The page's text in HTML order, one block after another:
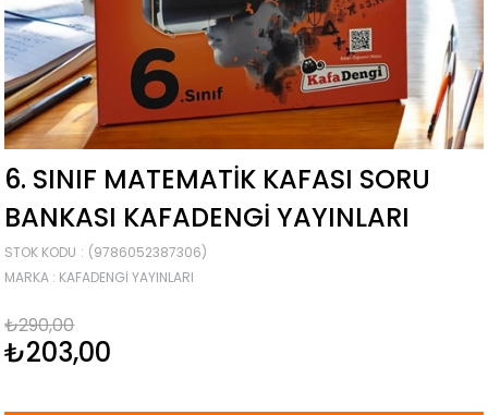
6. SINIF MATEMATIK KAFASI SORU
BANKASI KAFADENGI YAYINLARI
STOK KODU
(9786052387306)
MARKA : KAFADENGI YAYINLARI
₺290,00
₺203,00